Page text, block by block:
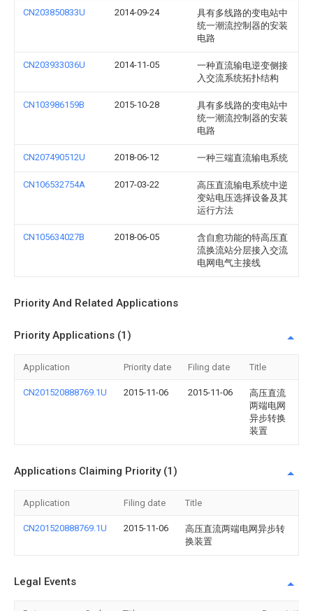
CN203850833U 2014-09-24
具有多线路的变电站中
统一潮流控制器的安装
电路
CN203933036U 2014-11-05
一种直流输电逆变侧接
入交流系统拓扑结构
CN103986159B 2015-10-28
具有多线路的变电站中
统一潮流控制器的安装
电路
CN207490512U 2018-06-12 一种三端直流输电系统
CN106532754A 2017-03-22
高压直流输电系统中逆
变站电压选择设备及其
运行方法
CN105634027B 2018-06-05
含自愈功能的特高压直
流换流站分层接入交流
电网电气主接线
Priority And Related Applications
Priority Applications (1)
Application Priority date Filing date Title
CN201520888769.1U 2015-11-06 2015-11-06
高压直流
两端电网
异步转换
装置
Applications Claiming Priority (1)
Application Filing date Title
CN201520888769.1U 2015-11-06
高压直流两端电网异步转
换装置
Legal Events